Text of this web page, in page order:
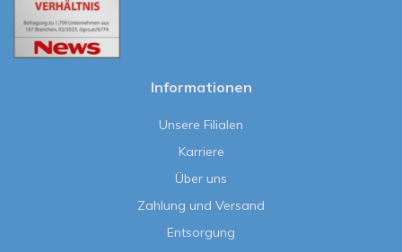
Informationen
Unsere Filialen
Karriere
Über uns
Zahlung und Versand
Entsorgung